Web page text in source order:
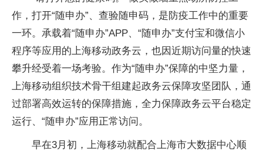
作，打开“随申办”、查验随申码，是防疫工作中的重要
一环。承载着“随申办”APP、“随申办”支付宝和微信小
程序等应用的上海移动政务云，也因近期访问量的快速
攀升经受着一场考验。作为“随申办”保障的中坚力量，
上海移动组织技术骨干组建起政务云保障攻坚团队，通
过部署高效运转的保障措施，全力保障政务云平台稳定
运行、“随申办”应用正常访问。
早在3月初，上海移动就配合上海市大数据中心顺